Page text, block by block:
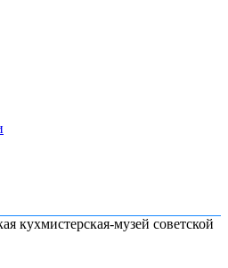
кухмистерская-музей советской